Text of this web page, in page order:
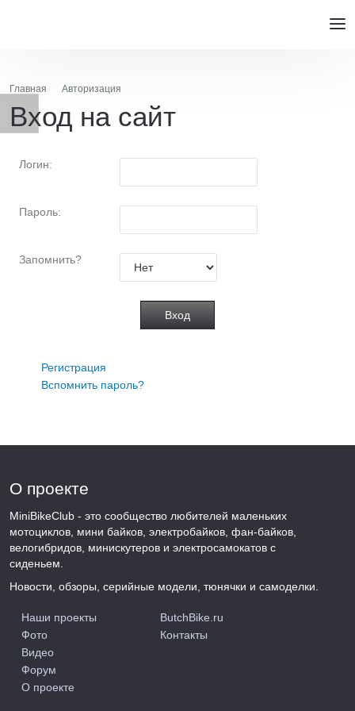
Главная Авторизация
Вход на сайт
Логин:
Пароль:
Запомнить?
Регистрация
Вспомнить пароль?
О проекте
MiniBikeClub - это сообщество любителей маленьких
мотоциклов, мини байков, электробайков, фан-байков,
велогибридов, минискутеров и электросамокатов с
сиденьем.
Новости, обзоры, серийные модели, тюнячки и самоделки.
Наши проекты
Фото
Видео
Форум
О проекте
ButchBike.ru
Контакты